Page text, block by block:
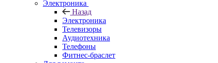
Электроника
Назад
Электроника
Телевизоры
Аудиотехника
Телефоны
Фитнес-браслет